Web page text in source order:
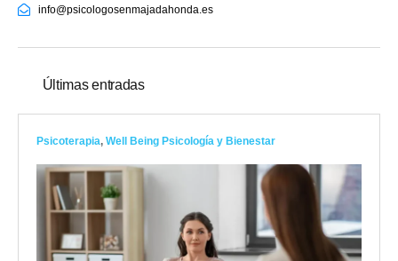
info@psicologosenmajadahonda.es
Últimas entradas
Psicoterapia, Well Being Psicología y Bienestar